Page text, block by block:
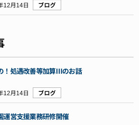
12月14日 ブログ
！処遇改善等加算Ⅲのお話
12月14日 ブログ
運営支援業務研修開催